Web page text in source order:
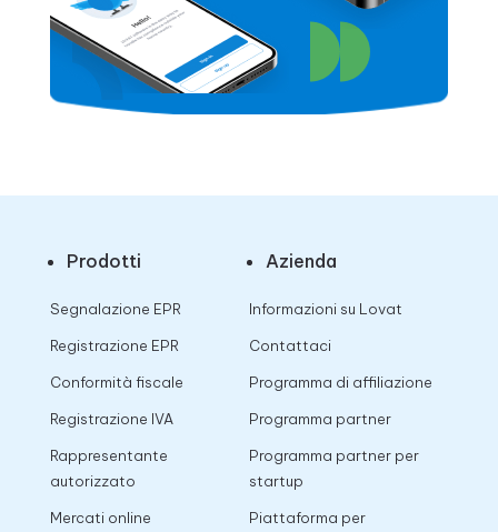
Prodotti
Segnalazione EPR
Registrazione EPR
Conformità fiscale
Registrazione IVA
Rappresentante
autorizzato
Mercati online
Azienda
Informazioni su Lovat
Contattaci
Programma di affiliazione
Programma partner
Programma partner per
startup
Piattaforma per